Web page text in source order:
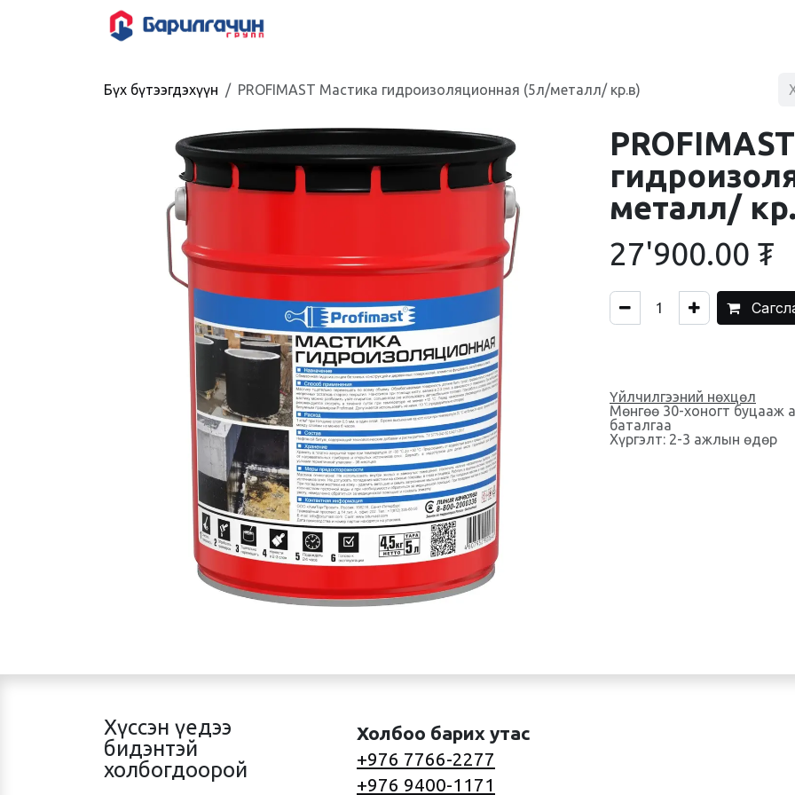
Бүх бүтээгдэхүүн PROFIMAST Мастика гидроизоляционная (5л/металл/ кр.в)
металл/
27'900.00 ₮
Үйлчилгээний нөхцөл
Мөнгөө 30-хоногт буцааж
баталгаа
Хүргэлт: 2-3 ажлын өдөр
Хүссэн үедээ
бидэнтэй
холбогдоорой
Холбоо барих утас
+976 7766-2277
+976 9400-1171